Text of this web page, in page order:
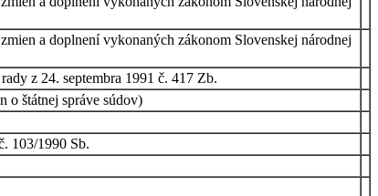
a doplnení vykonaných zákonom Slovenskej národnej
z 24. septembra 1991 č. 417 Zb.
o štátnej správe súdov)
103/1990 Sb.